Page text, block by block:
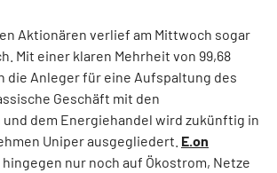
Aktionären verlief am Mittwoch sogar
Mit einer klaren Mehrheit von 99,68
die Anleger für eine Aufspaltung des
Geschäft mit den
dem Energiehandel wird zukünftig in
Uniper ausgegliedert. E.on
nur noch auf Ökostrom, Netze